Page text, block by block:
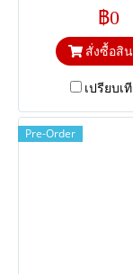
50 mm. & Depth
Chisel R
฿0
สั่งซื้อสิ
เปรียบเ
Pre-Order